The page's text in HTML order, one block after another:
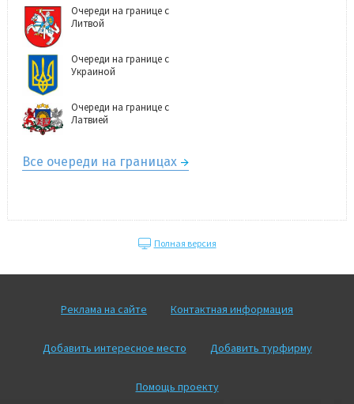
Очереди на границе с
Литвой
Очереди на границе с
Украиной
Очереди на границе с
Латвией
Все очереди на границах
Полная версия
Реклама на сайте Контактная информация
Добавить интересное место Добавить турфирму
Помощь проекту